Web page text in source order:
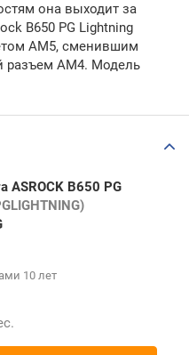
она выходит за
B650 PG Lightning
AM5, сменившим
разъем AM4. Модель
ASROCK B650 PG
10 лет